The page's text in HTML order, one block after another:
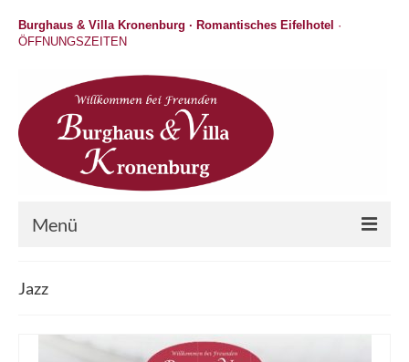
Burghaus & Villa Kronenburg · Romantisches Eifelhotel ·
ÖFFNUNGSZEITEN
Menü
Gastronomie
Jazz